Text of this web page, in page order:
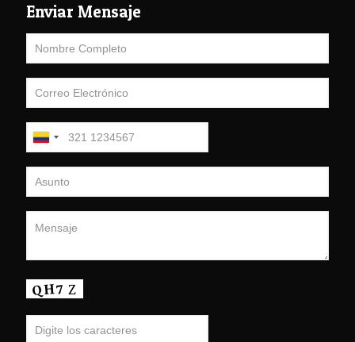
Enviar Mensaje